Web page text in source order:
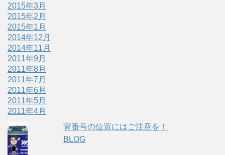
2015年3月
2015年2月
2015年1月
2014年12月
2014年11月
2011年9月
2011年8月
2011年7月
2011年6月
2011年5月
2011年4月
背番号の位置にはご注意を！
BLOG